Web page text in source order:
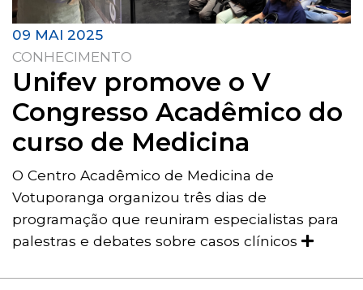
09 MAI 2025
CONHECIMENTO
Unifev promove o V
Congresso Acadêmico do
curso de Medicina
O Centro Acadêmico de Medicina de
Votuporanga organizou três dias de
programação que reuniram especialistas para
palestras e debates sobre casos clínicos